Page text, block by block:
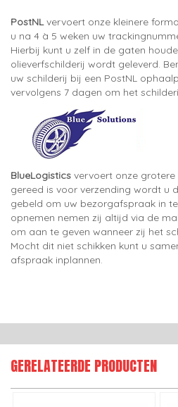
PostNLvervoert onze kleinere
u na 4 à 5 weken uw
Hierbij kunt u zelf in de gaten
olieverfschilderij wordt geleverd.
uw schilderij bij een PostNL
vervolgens 7 dagen om het
BlueLogistics vervoert onze grotere
gereed is voor verzending wordt u
gebeld om uw bezorgafspraak in
opnemen nemen zij altijd via de
om aan te geven wanneer zij het
Mocht dit niet schikken kunt u
afspraak inplannen.
GERELATEERDE PRODUCTEN